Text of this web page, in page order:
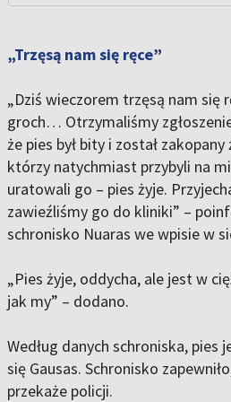
„Trzęsą nam się ręce”
„Dziś wieczorem trzęsą nam się
groch… Otrzymaliśmy
że pies był bity i został
którzy natychmiast przybyli na
uratowali go – pies żyje.
zawieźliśmy go do kliniki” –
schronisko Nuaras we wpisie w
„Pies żyje, oddycha, ale jest w
jak my” – dodano.
Według danych schroniska, pies
się Gausas. Schronisko
przekaże policji.